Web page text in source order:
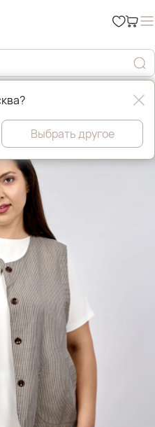
Выбрать другое